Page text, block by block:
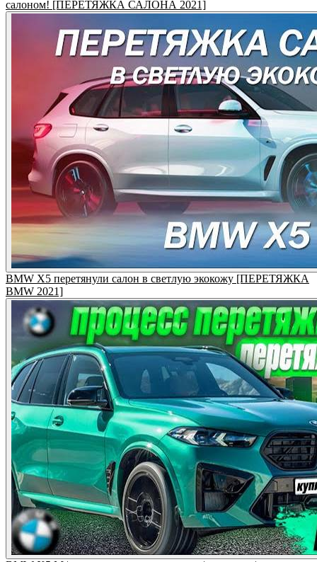
салоном! [ПЕРЕТЯЖКА САЛОНА 2021]
BMW X5 перетянули салон в светлую экокожу [ПЕРЕТЯЖКА
BMW 2021]